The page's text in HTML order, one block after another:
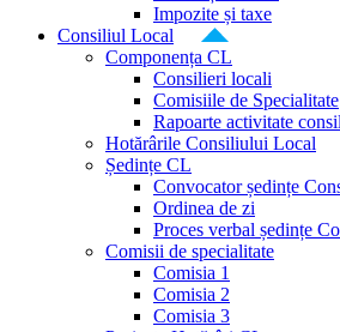
Impozite și taxe
Consiliul Local
Componența CL
Consilieri locali
Comisiile de Specialitate
Rapoarte activitate
Hotărârile Consiliului Local
Ședințe CL
Convocator ședințe
Ordinea de zi
Proces verbal ședințe
Comisii de specialitate
Comisia 1
Comisia 2
Comisia 3